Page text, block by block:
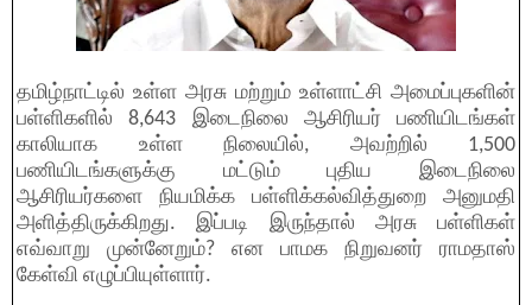
தமிழ்நாட்டில் உள்ள அரசு மற்றும் உள்ளாட்சி அமைப்புகளின்
பள்ளிகளில் 8,643 இடைநிலை ஆசிரியர் பணியிடங்கள்
காலியாக உள்ள நிலையில், அவற்றில் 1,500
பணியிடங்களுக்கு மட்டும் புதிய இடைநிலை
ஆசிரியர்களை நியமிக்க பள்ளிக்கல்வித்துறை அனுமதி
அளித்திருக்கிறது. இப்படி இருந்தால் அரசு பள்ளிகள்
எவ்வாறு முன்னேறும்? என பாமக நிறுவனர் ராமதாஸ்
கேள்வி எழுப்பியுள்ளார்.